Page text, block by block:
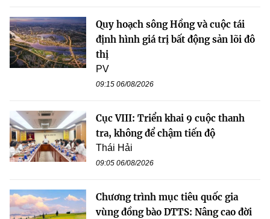
Quy hoạch sông Hồng và cuộc tái
định hình giá trị bất động sản lõi đô
thị
PV
09:15 06/08/2026
Cục VIII: Triển khai 9 cuộc thanh
tra, không để chậm tiến độ
Thái Hải
09:05 06/08/2026
Chương trình mục tiêu quốc gia
vùng đồng bào DTTS: Nâng cao đời